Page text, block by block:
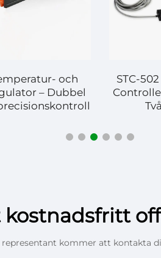
och
– Dubbel
STC-
kostnadsfritt
representant kommer att kontakta